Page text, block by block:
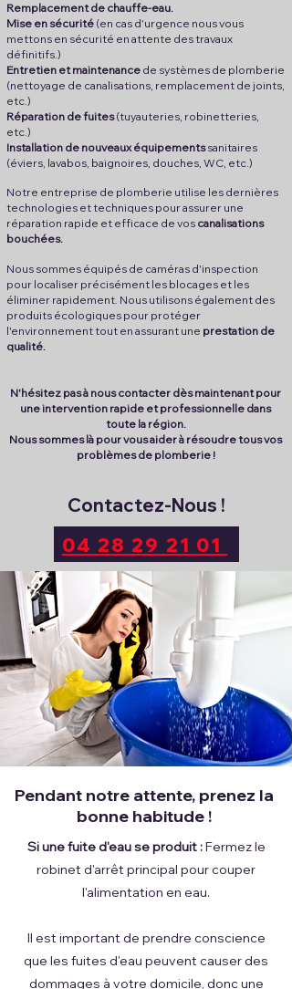
Remplacement de chauffe-eau.
Mise en sécurité (en cas d'urgence nous vous
mettons en sécurité en attente des travaux
définitifs.)
Entretien et maintenance de systèmes de plomberie
(nettoyage de canalisations, remplacement de joints,
etc.)
Réparation de fuites(tuyauteries, robinetteries,
etc.)
Installation de nouveaux équipementssanitaires
(éviers, lavabos, baignoires, douches, WC, etc.)
Notre entreprise de plomberie utilise les dernières
technologies et techniques pour assurer une
réparation rapide et efficace de vos canalisations
bouchées.
Nous sommes équipés de caméras d'inspection
pour localiser précisément les blocages et les
éliminer rapidement. Nous utilisons également des
produits écologiques pour protéger
l'environnement tout en assurant une prestation de
qualité.
N'hésitez pas à nous contacter dès maintenant pour
une intervention rapide et professionnelle dans
toute la région.
Nous sommes là pour vous aider à résoudre tous vos
problèmes de plomberie !
Contactez-Nous !
04 28 29 21 01
Pendant notre attente, prenez la
bonne habitude !
Si une fuite d'eau se produit :Fermez le
robinet d'arrêt principal pour couper
l'alimentation en eau.
Il est important de prendre conscience
que les fuites d'eau peuvent causer des
dommages à votre domicile, donc une